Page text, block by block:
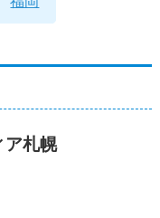
ア札幌